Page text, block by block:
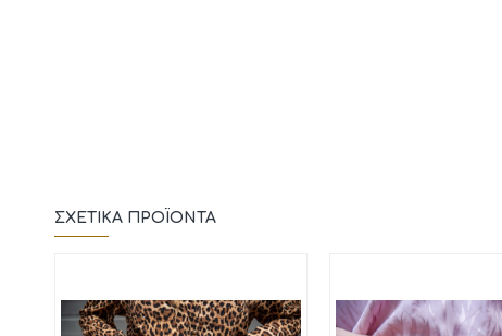
ΣΧΕΤΙΚΆ ΠΡΟΪΌΝΤΑ